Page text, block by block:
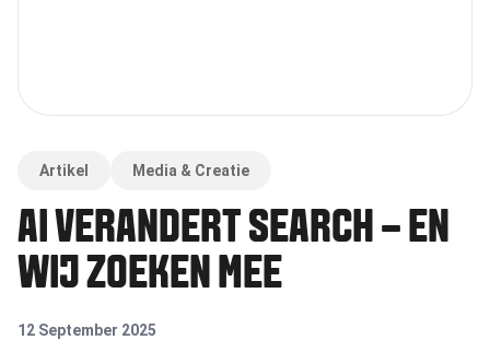
Artikel Media & Creatie
AI VERANDERT SEARCH – EN
WIJ ZOEKEN MEE
12 September 2025